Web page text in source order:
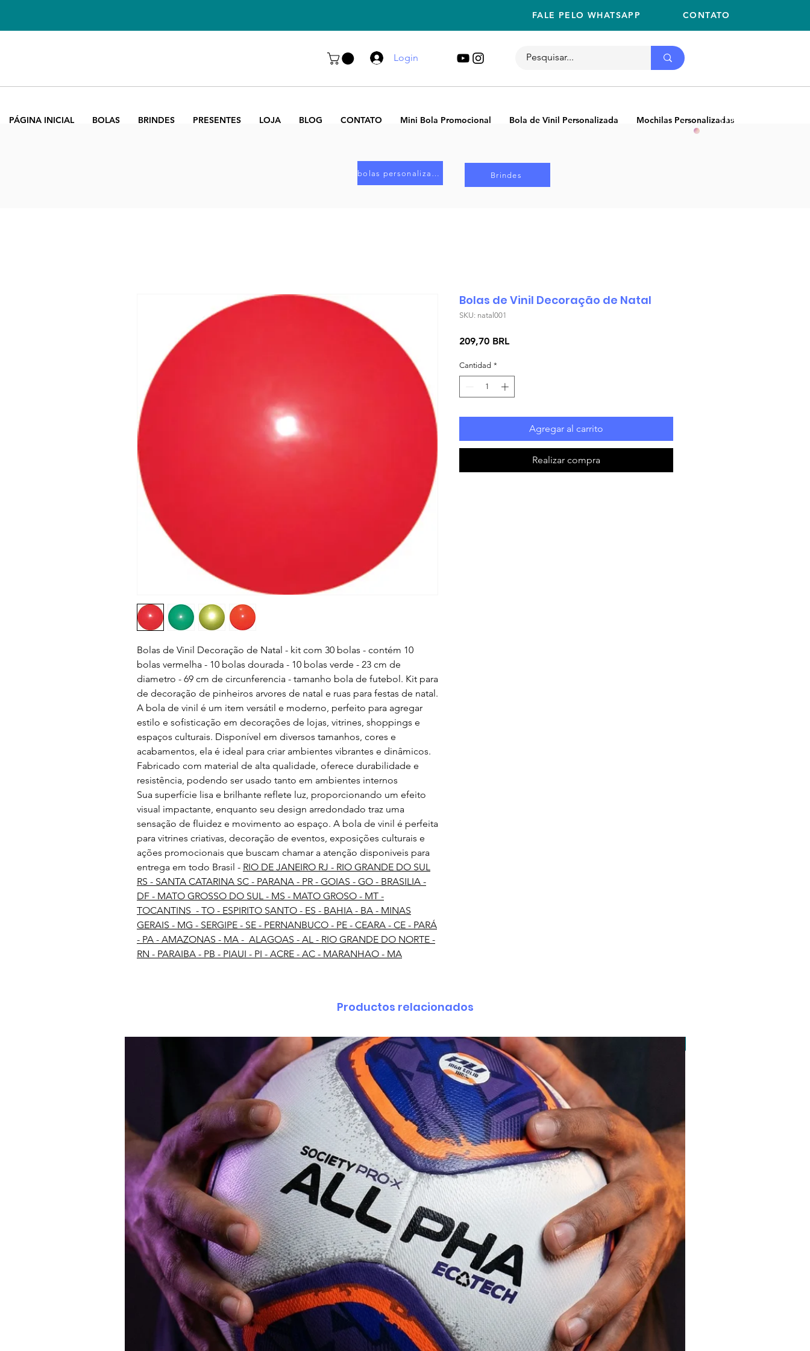
PÁGINA INICIAL BOLAS BRINDES PRESENTES LOJA BLOG CONTATO Mini Bola Promocional Bola de Vinil Personalizada Mochilas Personalizadas
Login
(11) 2059-2675
FALE PELO WHATSAPP CONTATO
NEW
bolas personalizadas Brindes
Bolas de Vinil Decoração de Natal - kit com 30 bolas - contém 10
bolas vermelha - 10 bolas dourada - 10 bolas verde - 23 cm de
diametro - 69 cm de circunferencia - tamanho bola de futebol. Kit para
de decoração de pinheiros arvores de natal e ruas para festas de natal.
A bola de vinil é um item versátil e moderno, perfeito para agregar
estilo e sofisticação em decorações de lojas, vitrines, shoppings e
espaços culturais. Disponível em diversos tamanhos, cores e
acabamentos, ela é ideal para criar ambientes vibrantes e dinâmicos.
Fabricado com material de alta qualidade, oferece durabilidade e
resistência, podendo ser usado tanto em ambientes internos
Sua superfície lisa e brilhante reflete luz, proporcionando um efeito
visual impactante, enquanto seu design arredondado traz uma
sensação de fluidez e movimento ao espaço. A bola de vinil é perfeita
para vitrines criativas, decoração de eventos, exposições culturais e
ações promocionais que buscam chamar a atenção disponiveis para
entrega em todo Brasil - RIO DE JANEIRO RJ - RIO GRANDE DO SUL
RS - SANTA CATARINA SC - PARANA - PR - GOIAS - GO - BRASILIA -
DF - MATO GROSSO DO SUL - MS - MATO GROSO - MT -
TOCANTINS - TO - ESPIRITO SANTO - ES - BAHIA - BA - MINAS
GERAIS - MG - SERGIPE - SE - PERNANBUCO - PE - CEARA - CE - PARÁ
- PA - AMAZONAS - MA - ALAGOAS - AL - RIO GRANDE DO NORTE -
RN - PARAIBA - PB - PIAUI - PI - ACRE - AC - MARANHAO - MA
Bolas de Vinil Decoração de Natal
SKU: natal001
209,70 BRLPrecio
Cantidad *
Agregar al carrito
Realizar compra
Productos relacionados